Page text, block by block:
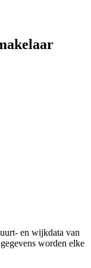
en wijkdata van
worden elke